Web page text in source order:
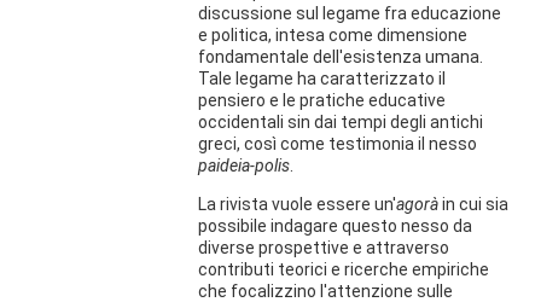
discussione sul legame fra educazione
e politica, intesa come dimensione
fondamentale dell'esistenza umana.
Tale legame ha caratterizzato il
pensiero e le pratiche educative
occidentali sin dai tempi degli antichi
greci, così come testimonia il nesso
paideia-polis
La rivista vuole essere un'agoràin cui sia
possibile indagare questo nesso da
diverse prospettive e attraverso
contributi teorici e ricerche empiriche
che focalizzino l'attenzione sulle